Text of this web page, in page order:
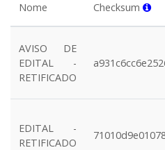
Nome Checksum
AVISO DE
EDITAL -
RETIFICADO
EDITAL -
RETIFICADO